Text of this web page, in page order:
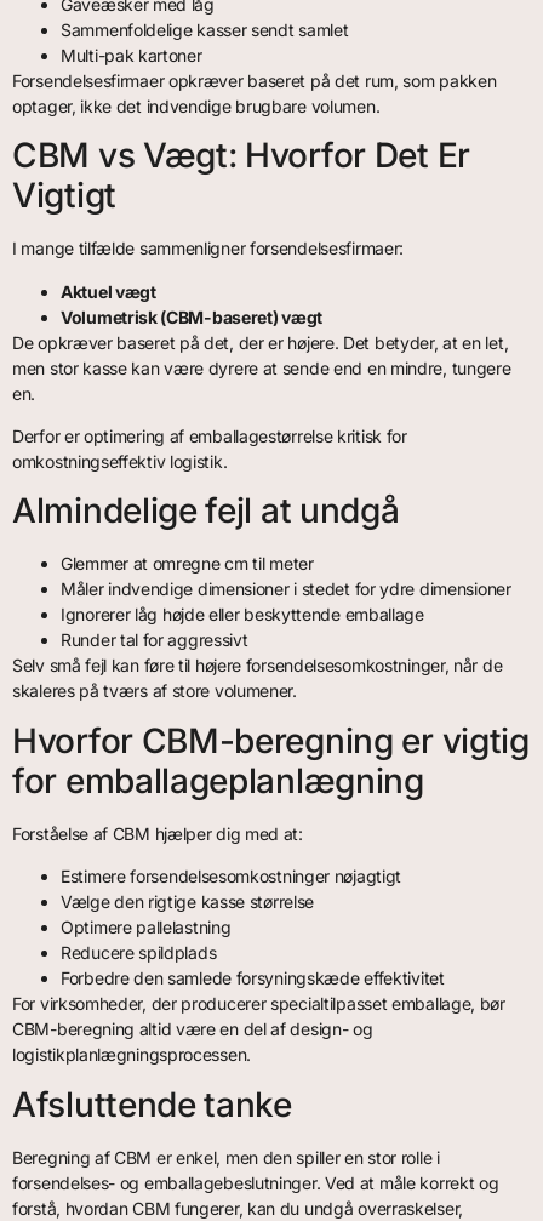
Sammenfoldelige kasser sendt samlet
Multi-pak kartoner
Forsendelsesfirmaer opkræver baseret på det rum, som pakken
optager, ikke det indvendige brugbare volumen.
CBM vs Vægt: Hvorfor Det Er
Vigtigt
I mange tilfælde sammenligner forsendelsesfirmaer:
Aktuel vægt
Volumetrisk (CBM-baseret) vægt
De opkræver baseret på det, der er højere. Det betyder, at en let,
men stor kasse kan være dyrere at sende end en mindre, tungere
en.
Derfor er optimering af emballagestørrelse kritisk for
omkostningseffektiv logistik.
Almindelige fejl at undgå
Glemmer at omregne cm til meter
Måler indvendige dimensioner i stedet for ydre dimensioner
Ignorerer låg højde eller beskyttende emballage
Runder tal for aggressivt
Selv små fejl kan føre til højere forsendelsesomkostninger, når de
skaleres på tværs af store volumener.
Hvorfor CBM-beregning er vigtig
for emballageplanlægning
Forståelse af CBM hjælper dig med at:
Estimere forsendelsesomkostninger nøjagtigt
Vælge den rigtige kasse størrelse
Optimere pallelastning
Reducere spildplads
Forbedre den samlede forsyningskæde effektivitet
For virksomheder, der producerer specialtilpasset emballage, bør
CBM-beregning altid være en del af design- og
logistikplanlægningsprocessen.
Afsluttende tanke
Beregning af CBM er enkel, men den spiller en stor rolle i
forsendelses- og emballagebeslutninger. Ved at måle korrekt og
forstå, hvordan CBM fungerer, kan du undgå overraskelser,